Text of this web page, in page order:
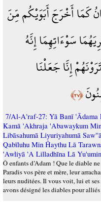
كَمَا أَخْرَجَ أَبَوَيْكُم مِّنَ
سَوْءَاتِهِمَا إِنَّهُ
إِنَّا جَعَلْنَا
﴿٢٧﴾
7/Al-A'raf-27: Yā Banī 'Ādama
Kamā 'Akhraja 'Abawaykum
Libāsahumā Liyuriyahumā
Qabīluhu Min Ĥaythu Lā
'Awliyā 'A Lilladhīna Lā
Ô enfants d’Adam ! Que le diable
Paradis vos père et mère, leur
leurs nuditées. Il vous voit, lui et ses
avons désigné les diables pour